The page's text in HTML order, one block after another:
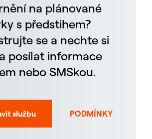
na plánované
s předstihem?
se a nechte si
posílat informace
nebo SMSkou.
službu
PODMÍNKY